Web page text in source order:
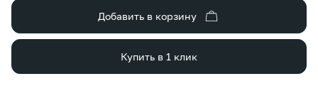
Добавить в корзину
Купить в 1 клик